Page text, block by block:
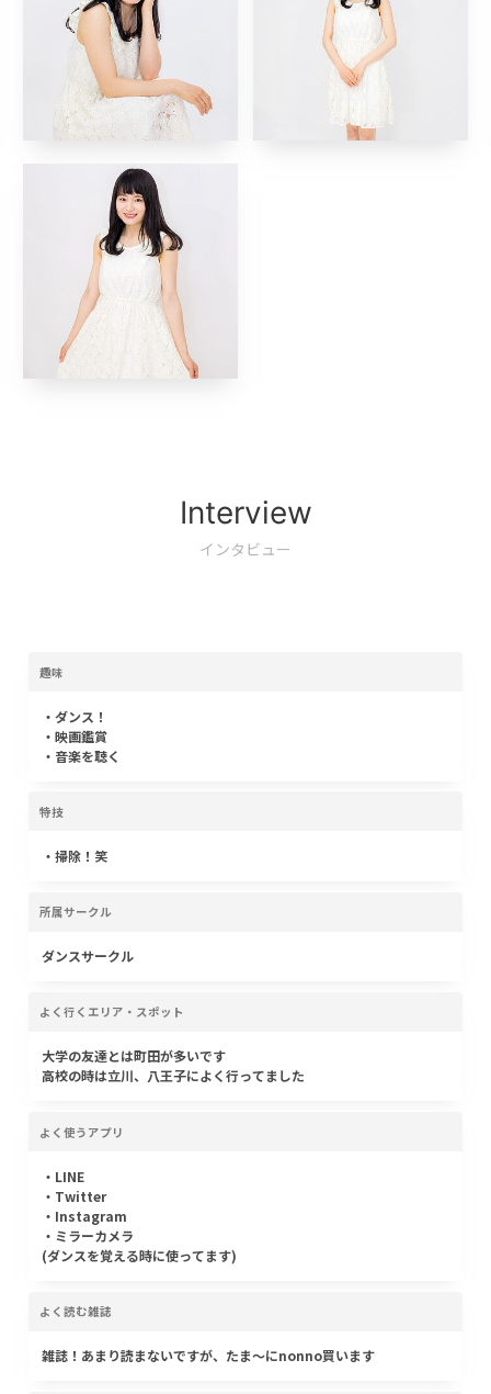
Interview
インタビュー
趣味
・ダンス！
・映画鑑賞
・音楽を聴く
特技
・掃除！笑
所属サークル
ダンスサークル
よく行くエリア・スポット
大学の友達とは町田が多いです
高校の時は立川、八王子によく行ってました
よく使うアプリ
・LINE
・Twitter
・Instagram
・ミラーカメラ
(ダンスを覚える時に使ってます)
よく読む雑誌
雑誌！あまり読まないですが、たま〜にnonno買います